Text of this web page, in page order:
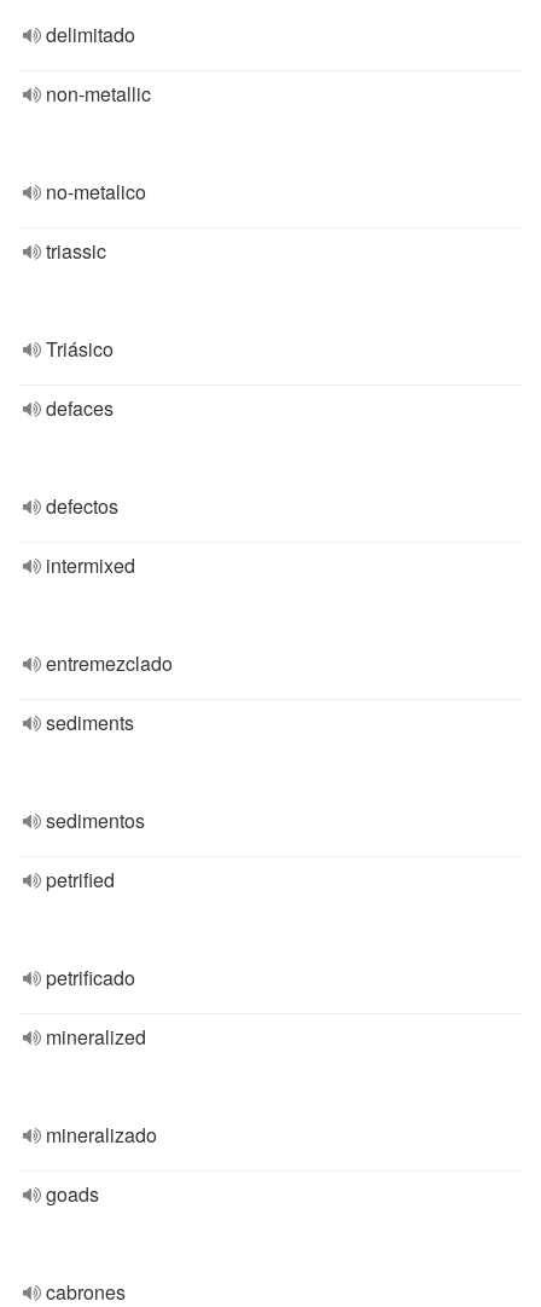
delimitado
non-metallic
no-metalico
triassic
Triásico
defaces
defectos
intermixed
entremezclado
sediments
sedimentos
petrified
petrificado
mineralized
mineralizado
goads
cabrones